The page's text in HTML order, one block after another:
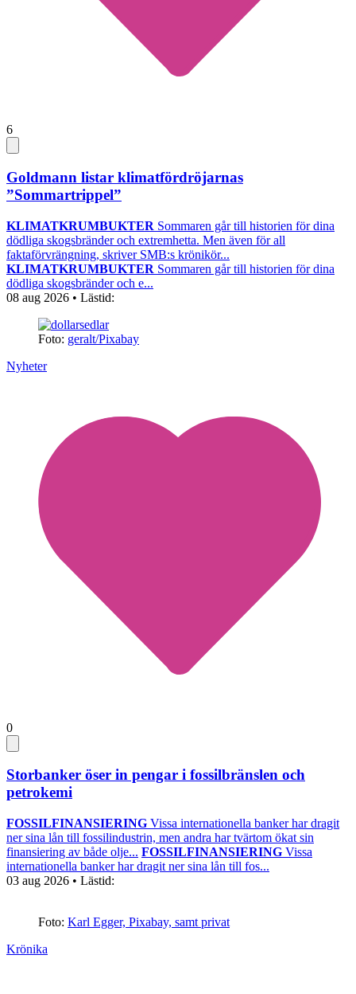
6
Goldmann listar klimatfördröjarnas
”Sommartrippel”
KLIMATKRUMBUKTER Sommaren går till historien för dina
dödliga skogsbränder och extremhetta. Men även för all
faktaförvrängning, skriver SMB:s krönikör...
KLIMATKRUMBUKTER Sommaren går till historien för dina
dödliga skogsbränder och e...
08 aug 2026 • Lästid:
Foto: geralt/Pixabay
Nyheter
0
Storbanker öser in pengar i fossilbränslen och
petrokemi
FOSSILFINANSIERING Vissa internationella banker har dragit
ner sina lån till fossilindustrin, men andra har tvärtom ökat sin
finansiering av både olje... FOSSILFINANSIERING Vissa
internationella banker har dragit ner sina lån till fos...
03 aug 2026 • Lästid:
Foto: Karl Egger, Pixabay, samt privat
Krönika